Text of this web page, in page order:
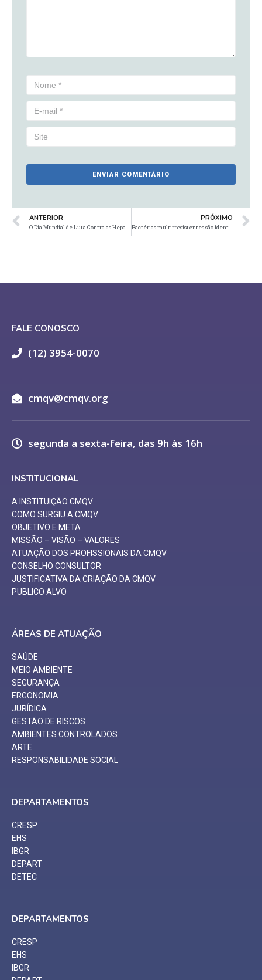
ANTERIOR
O Dia Mundial de Luta Contra as Hepatites Virais é comemorado no dia 28 de julho
PRÓXIMO
Bactérias multirresistentes são identificadas fora do ambiente hospitalar
FALE CONOSCO
(12) 3954-0070
cmqv@cmqv.org
segunda a sexta-feira, das 9h às 16h
INSTITUCIONAL
A INSTITUIÇÃO CMQV
COMO SURGIU A CMQV
OBJETIVO E META
MISSÃO – VISÃO – VALORES
ATUAÇÃO DOS PROFISSIONAIS DA CMQV
CONSELHO CONSULTOR
JUSTIFICATIVA DA CRIAÇÃO DA CMQV
PUBLICO ALVO
ÁREAS DE ATUAÇÃO
SAÚDE
MEIO AMBIENTE
SEGURANÇA
ERGONOMIA
JURÍDICA
GESTÃO DE RISCOS
AMBIENTES CONTROLADOS
ARTE
RESPONSABILIDADE SOCIAL
DEPARTAMENTOS
CRESP
EHS
IBGR
DEPART
DETEC
DEPARTAMENTOS
CRESP
EHS
IBGR